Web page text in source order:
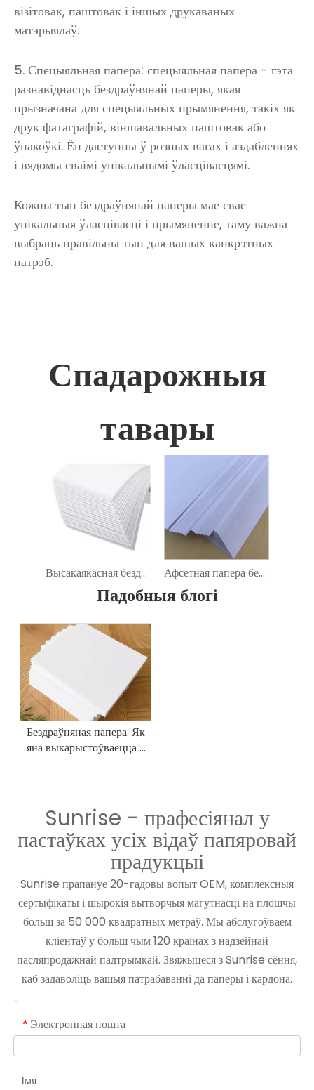
візітовак, паштовак і іншых друкаваных
матэрыялаў.
5. Спецыяльная папера: спецыяльная папера - гэта
разнавіднасць бездраўнянай паперы, якая
прызначана для спецыяльных прымянення, такіх як
друк фатаграфій, віншавальных паштовак або
ўпакоўкі. Ён даступны ў розных вагах і аздабленнях
і вядомы сваімі унікальнымі ўласцівасцямі.
Кожны тып бездраўнянай паперы мае свае
унікальныя ўласцівасці і прымяненне, таму важна
выбраць правільны тып для вашых канкрэтных
патрэб.
Спадарожныя
тавары
Высакаякасная бездраўняная афсетная папера для друку Афсетная папера без драўніны для друку
Падобныя блогі
Бездраўняная папера. Як
яна выкарыстоўваецца ў
друкаваных выданнях
Sunrise - прафесіянал у
пастаўках усіх відаў папяровай
прадукцыі
Sunrise прапануе 20-гадовы вопыт OEM, комплексныя
сертыфікаты і шырокія вытворчыя магутнасці на плошчы
больш за 50 000 квадратных метраў. Мы абслугоўваем
кліентаў у больш чым 120 краінах з надзейнай
пасляпродажнай падтрымкай. Звяжыцеся з Sunrise сёння,
каб задаволіць вашыя патрабаванні да паперы і кардона.
* Электронная пошта
Імя